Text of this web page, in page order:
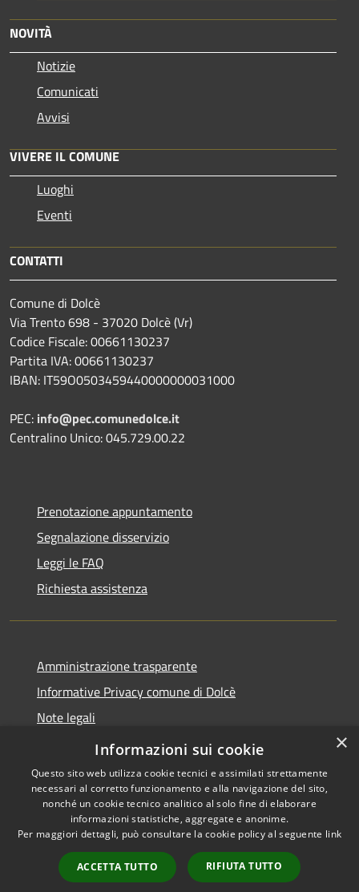
NOVITÀ
Notizie
Comunicati
Avvisi
VIVERE IL COMUNE
Luoghi
Eventi
CONTATTI
Comune di Dolcè
Via Trento 698 - 37020 Dolcè (Vr)
Codice Fiscale: 00661130237
Partita IVA: 00661130237
IBAN: IT59O0503459440000000031000
PEC: info@pec.comunedolce.it
Centralino Unico: 045.729.00.22
Prenotazione appuntamento
Segnalazione disservizio
Leggi le FAQ
Richiesta assistenza
Amministrazione trasparente
Informative Privacy comune di Dolcè
Note legali
Dichiarazione di accessibilità
Accessibilità
Copyright © 2026 • Comune di
Dolcè • Powered by
Municipium•
Accesso
redazione
×
Informazioni sui cookie
Questo sito web utilizza cookie tecnici e assimilati strettamente
necessari al corretto funzionamento e alla navigazione del sito,
nonché un cookie tecnico analitico al solo fine di elaborare
informazioni statistiche, aggregate e anonime.
Per maggiori dettagli, può consultare la cookie policy al seguente link
ACCETTA TUTTO RIFIUTA TUTTO